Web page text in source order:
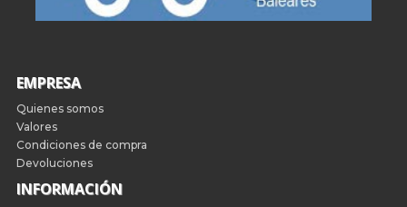
EMPRESA
Quienes somos
Valores
Condiciones de compra
Devoluciones
INFORMACIÓN